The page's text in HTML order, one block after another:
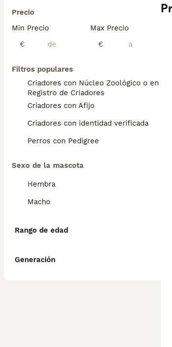
Precio
Min Precio
€
Max Precio
€
Filtros populares
Criadores con Núcleo Zoológico o en el
Registro de Criadores
Criadores con Afijo
Criadores con identidad verificada
Perros con Pedigree
Sexo de la mascota
Hembra
Macho
Rango de edad
Generación